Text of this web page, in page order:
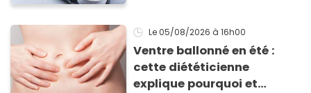
Le 05/08/2026 à 16h00
Ventre ballonné en été :
cette diététicienne
explique pourquoi et